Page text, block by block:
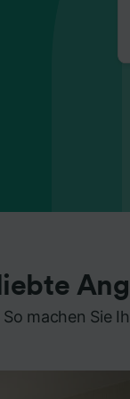
So machen Sie